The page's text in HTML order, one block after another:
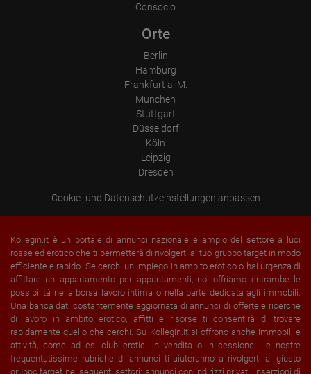
Consocio
Orte
Berlin
Hamburg
Frankfurt a. M.
München
Stuttgart
Düsseldorf
Köln
Leipzig
Dresden
Cookie- und Datenschutzeinstellungen anpassen
Kollegin.it è un portale di annunci nazionale e ampio del settore a luci
rosse ed erotico che ti permetterà di rivolgerti al tuo gruppo target in modo
efficiente e rapido. Se cerchi un impiego in ambito erotico o hai urgenza di
affittare un appartamento per appuntamenti, noi offriamo entrambe le
possibilità nella borsa lavoro intima o nella parte dedicata agli immobili.
Una banca dati costantemente aggiornata di annunci di offerte e ricerche
di lavoro in ambito erotico, affitti e risorse ti consentirà di trovare
rapidamente quello che cerchi. Su Kollegin.it si offrono anche immobili e
attività, come ad es. club erotici in vendita o in cessione. Le nostre
frequentatissime rubriche di annunci ti aiuteranno a rivolgerti al giusto
gruppo target nei seguenti settori: annunci con indirizzi privati, inserzioni di